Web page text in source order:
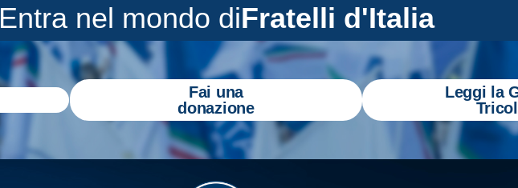
Entra nel mondo diFratelli d'Italia
Fai una
donazione
Leggi la